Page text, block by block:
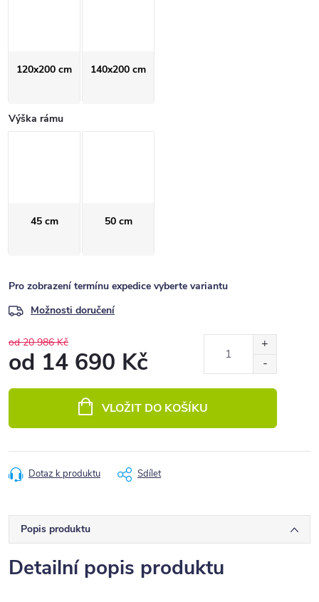
120x200 cm 140x200 cm
Výška rámu
45 cm 50 cm
Pro zobrazení termínu expedice vyberte variantu
Možnosti doručení
od 20 986 Kč
od 14 690 Kč
VLOŽIT DO KOŠÍKU
Dotaz k produktu Sdílet
Popis produktu
Detailní popis produktu